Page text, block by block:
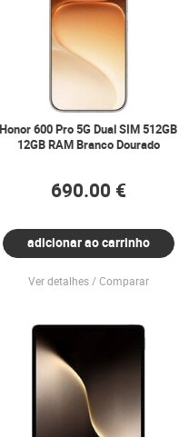
Honor 600 Pro 5G Dual SIM 512GB
12GB RAM Branco Dourado
690.00 €
adicionar ao carrinho
Ver detalhes Comparar